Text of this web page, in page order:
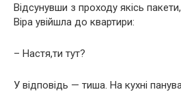
Відсунувши з проходу якісь
Віра увійшла до квартири:
– Настя,ти тут?
У відповідь — тиша. На кухні